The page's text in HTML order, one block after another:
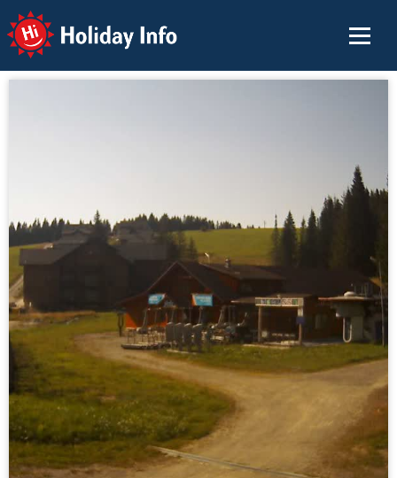
Holiday Info